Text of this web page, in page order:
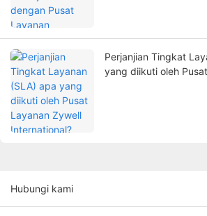
Perjanjian Tingkat
yang diikuti oleh
Hubungi kami